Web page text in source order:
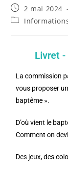
2 mai 2024
Livret -
La commission
vous proposer
baptême ».
D’où vient le
Comment on
Des jeux, des